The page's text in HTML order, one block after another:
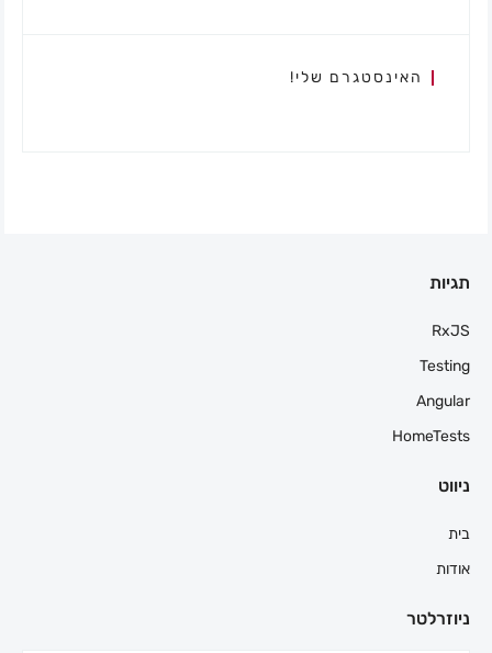
האינסטגרם שלי!
תגיות
RxJS
Testing
Angular
HomeTests
ניווט
בית
אודות
ניוזרלטר